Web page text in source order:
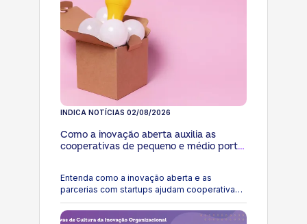
INDICA NOTÍCIAS 02/08/2026
Como a inovação aberta auxilia as
cooperativas de pequeno e médio porte
Entenda como a inovação aberta e as
parcerias com startups ajudam cooperativas
ideias em projetos